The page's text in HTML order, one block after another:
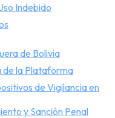
Indebido
de Bolivia
de la Plataforma
de Vigilancia en
y Sanción Penal